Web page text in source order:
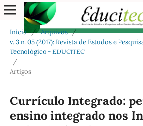
Início / Arquivos /
v. 3 n. 05 (2017): Revista de Estudos e
Tecnológico - EDUCITEC
/
Artigos
Currículo Integrado:
ensino integrado nos